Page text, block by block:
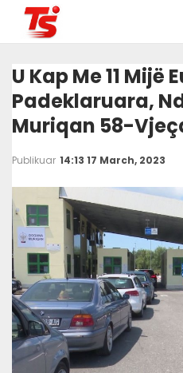
U Kap Me 11 Mijë
Padeklaruara,
Muriqan 58-
Publikuar 14:13 17 March, 2023